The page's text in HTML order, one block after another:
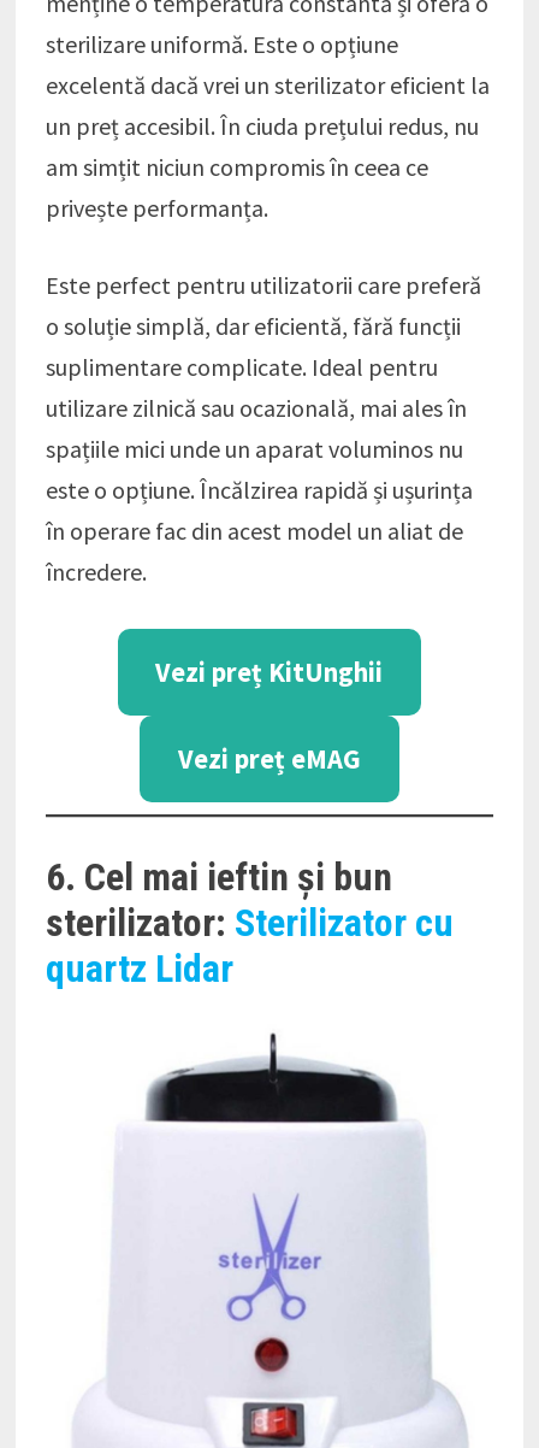
sterilizare uniformă. Este o opțiune
excelentă dacă vrei un sterilizator eficient la
un preț accesibil. În ciuda prețului redus, nu
am simțit niciun compromis în ceea ce
privește performanța.
Este perfect pentru utilizatorii care preferă
o soluție simplă, dar eficientă, fără funcții
suplimentare complicate. Ideal pentru
utilizare zilnică sau ocazională, mai ales în
spațiile mici unde un aparat voluminos nu
este o opțiune. Încălzirea rapidă și ușurința
în operare fac din acest model un aliat de
încredere.
Vezi preț KitUnghii
Vezi preț eMAG
6. Cel mai ieftin și bun
sterilizator: Sterilizator cu
quartz Lidar